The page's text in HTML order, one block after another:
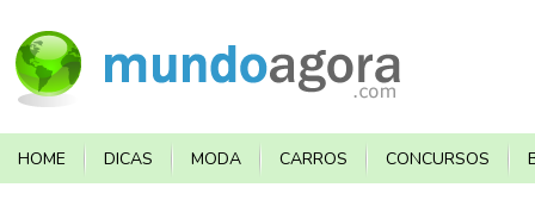
HOME DICAS MODA CARROS CONCURSOS